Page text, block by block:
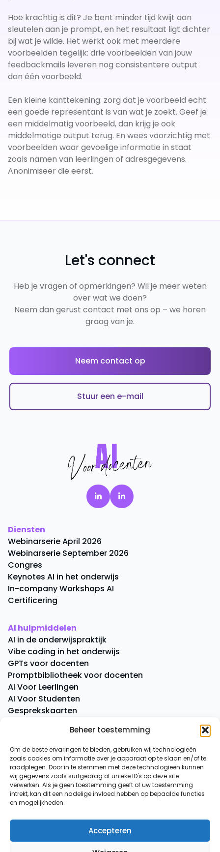
Beheer toestemming
Om de beste ervaringen te bieden, gebruiken wij technologieën
zoals cookies om informatie over je apparaat op te slaan en/of te
raadplegen. Door in te stemmen met deze technologieën kunnen
wij gegevens zoals surfgedrag of unieke ID's op deze site
verwerken. Als je geen toestemming geeft of uw toestemming
intrekt, kan dit een nadelige invloed hebben op bepaalde functies
en mogelijkheden.
Accepteren
Hoe krachtig is dit? Je bent minder tijd kwijt aan
sleutelen aan je prompt, en het resultaat ligt dichter
bij wat je wilde. Het werkt ook met meerdere
voorbeelden tegelijk: drie voorbeelden van jouw
feedbackmails leveren nog consistentere output
dan één voorbeeld.
Een kleine kanttekening: zorg dat je voorbeeld echt
een goede representant is van wat je zoekt. Geef je
een middelmatig voorbeeld, dan krijg je ook
middelmatige output terug. En wees voorzichtig met
voorbeelden waar gevoelige informatie in staat
zoals namen van leerlingen of adresgegevens.
Anonimiseer die eerst.
Let's connect
Heb je vragen of opmerkingen? Wil je meer weten
over wat we doen?
Neem dan gerust contact met ons op – we horen
graag van je.
Neem contact op
Stuur een e-mail
Diensten
Webinarserie April 2026
Webinarserie September 2026
Congres
Keynotes AI in het onderwijs
In-company Workshops AI
Certificering
AI hulpmiddelen
AI in de onderwijspraktijk
Vibe coding in het onderwijs
GPTs voor docenten
Promptbibliotheek voor docenten
AI Voor Leerlingen
AI Voor Studenten
Gesprekskaarten
Overige
AI-spiekbriefje
AI-tussenuurtje
Over ons
Contact